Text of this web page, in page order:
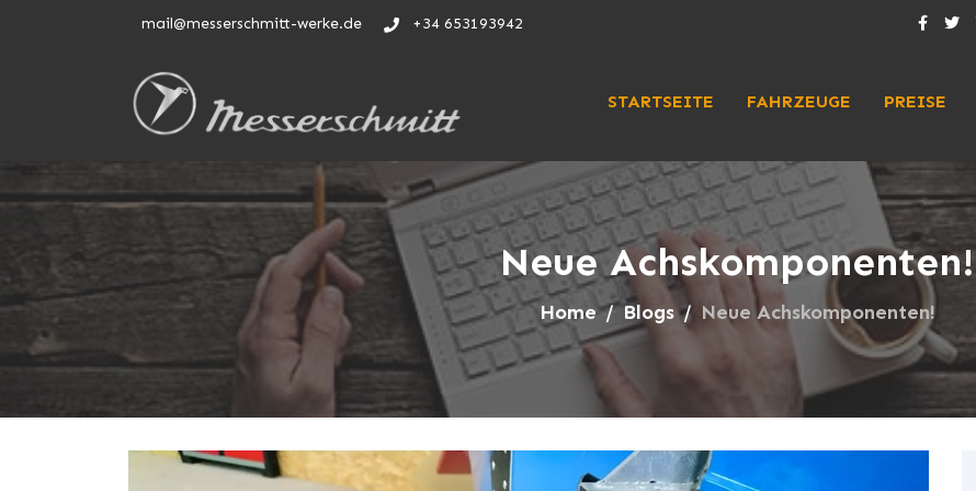
mail@messerschmitt-werke.de +34 653193942
STARTSEITE FAHRZEUGE PREISE
Neue Achskomponenten!
Home Blogs Neue Achskomponenten!